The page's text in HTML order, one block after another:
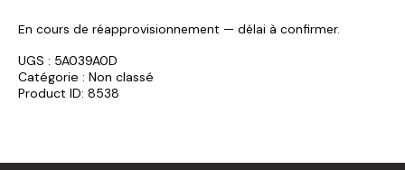
En cours de réapprovisionnement — délai à confirmer.
UGS : 5A039A0D
Catégorie : Non classé
Product ID: 8538